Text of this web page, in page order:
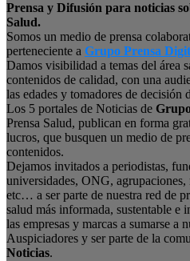
Prensa y Difusión para noticias
Salud.
Somos un medio de prensa
perteneciente a Grupo Prensa
Damos visibilidad a temas del área
contenidos de calidad, con una
las edades y tomadores de
Los 5 portales de Noticias de
Prensa Salud, publican en forma
lucros, que busquen un medio de
contenidos.
Dejamos invitados a periodistas,
universidades, ONG,
etc… a ser parte de nuestra red de
salud más informada, sustentable e
las empresas y marcas a sumarse a
Auspiciadores y ser parte de la
Noticias.